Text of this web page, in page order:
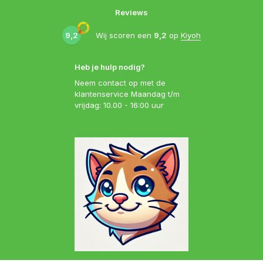
Heb je hulp nodig?
Neem contact op met de
klantenservice Maandag t/m
vrijdag: 10.00 - 16:00 uur
Reviews
9,2 Wij scoren een 9,2 op Kiyoh